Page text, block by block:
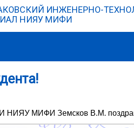
ИНЖЕНЕРНО-
НИЯУ МИФИ
НИЯУ МИФИ Земсков В.М.